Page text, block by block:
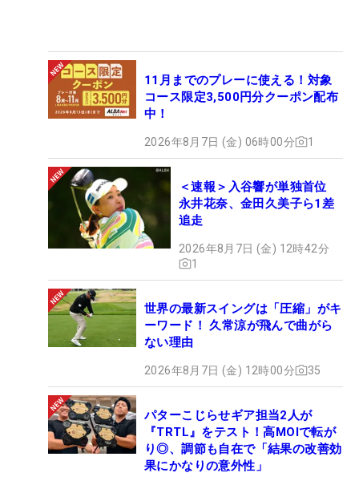
11月までのプレーに使える！対象
コース限定3,500円分クーポン配布
中！
2026年8月7日 (金) 06時00分 1
＜速報＞入谷響が単独首位
永井花奈、金田久美子ら1差
追走
2026年8月7日 (金) 12時42分
1
世界の最新スイングは「圧縮」がキ
ーワード！ 久常涼が飛んで曲がら
ない理由
2026年8月7日 (金) 12時00分 35
パターこじらせギア担当2人が
『TRTL』をテスト！高MOIで転が
り◎、調節も自在で「結果の改善効
果にかなりの意外性」